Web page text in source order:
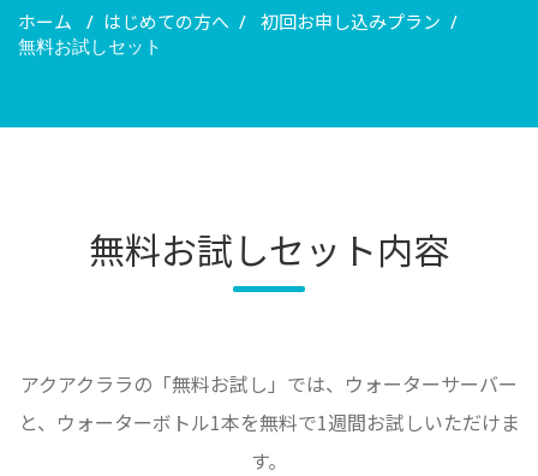
ホーム / はじめての方へ / 初回お申し込みプラン /
無料お試しセット
無料お試しセット内容
アクアクララの「無料お試し」では、ウォーターサーバー
と、ウォーターボトル1本を無料で1週間お試しいただけま
す。